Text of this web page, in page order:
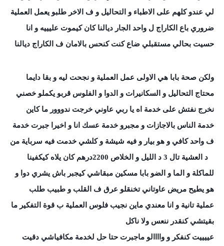
لي عندو كلهم على الاطباء و التحاليل و ف الاخر طلبو يعمل العملية
ضروري باع الكاراج ل واحد الجار ديالنا كان كيموت عليييه و انا
حسيت بحالي مستقبلي ضاع كنت كنحس بالامان ف الكاراج ديالنا
ولكن صحة بابا هي الاولى عمل العملية و نجحت ليه و بقا دايما
محتاج التحاليل و السكانيرات و الدوا و الفلوس قربو يكملو خصني
نخرج نفتش على خدمة اه يا ربي عاوني خرجت ندووور ما كاين
خدمة الناس بالاجازات و مجبرو خدمة عسك انا و اخيرا جبرت خدمة
ف واحد كافي و هو بيار و فيه شيشة و كلشي خدمت فيه سرباية من
6 د العشية تال 3 د الليل و الخلاص 2200درهم كان يلاه كيكفينا
للماكلة و الما و الضو بابا مسكين مبقاشي كيجبر باش يشري دوا و
هو يطيح مريض عاوتاني تخنقلو عرق ف القلب و طبيب طلب
عملية تانية و انا معندي ماين نجيب فلوس العملية ب قوة التفكير ما
بقيتشي كنقدر ننعس ولا ناكل
عييييت كنفكر و واااالو ماجبرت حتا حل لخدمة مكافياشي دقيت